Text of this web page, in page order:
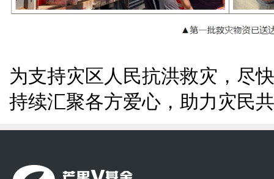
为支持灾区人民抗洪救灾，尽
持续汇聚各方爱心，助力灾民